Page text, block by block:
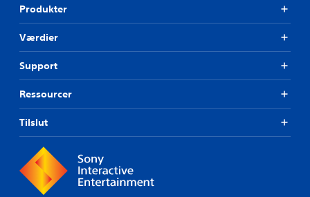
Produkter
Værdier
Support
Ressourcer
Tilslut